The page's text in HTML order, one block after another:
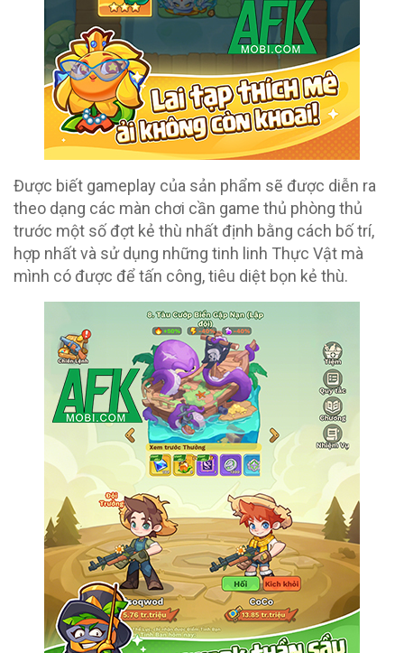
Được biết gameplay của sản phẩm sẽ được diễn ra
theo dạng các màn chơi cần game thủ phòng thủ
trước một số đợt kẻ thù nhất định bằng cách bố trí,
hợp nhất và sử dụng những tinh linh Thực Vật mà
mình có được để tấn công, tiêu diệt bọn kẻ thù.